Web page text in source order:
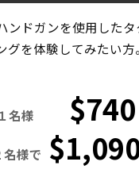
ンドガンを使用した
グを体験してみたい方。
名様 $740
名様で